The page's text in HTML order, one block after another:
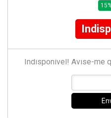
Indisponível! Avise-me